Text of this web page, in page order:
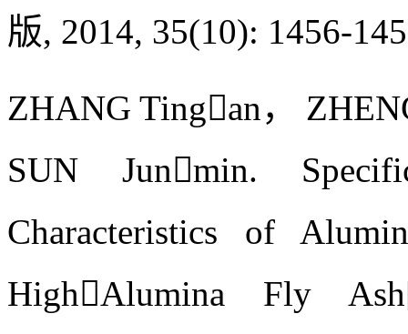
版, 2014, 35(10): 1456-
ZHANG Tingan，
SUN Junmin.
Characteristics of
HighAlumina Fly